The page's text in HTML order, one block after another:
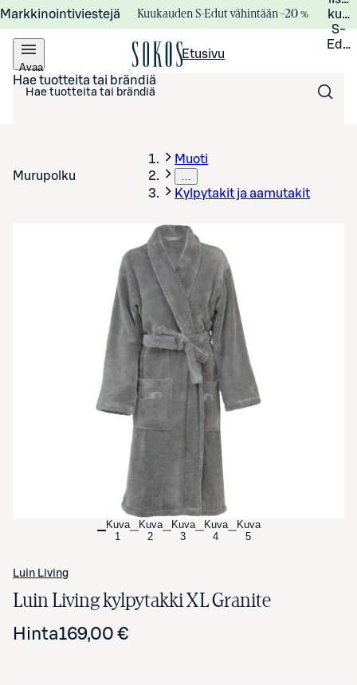
Markkinointiviestejä Kuukauden S-Edut vähintään –20 %
S-
Avaa
valikko
Etusivu
Hae tuotteita tai brändiä
Murupolku
Muoti
…
Kylpytakit ja aamutakit
Avaa tuotekuva suurennettuna
Kuva
1
Kuva
2
Kuva
3
Kuva
4
Kuva
5
Luin Living
Luin Living kylpytakki XL Granite
Hinta169,00 €